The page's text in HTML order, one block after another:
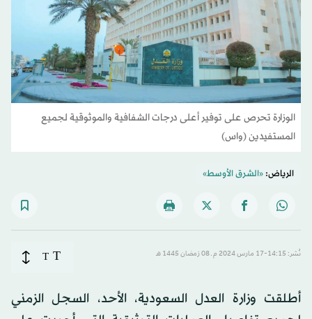
الوزارة تحرص على توفير أعلى درجات الشفافية والموثوقية لجميع
المستفيدين (واس)
الرياض:«الشرق الأوسط»
نُشر: 14:15-17 مارس 2024 م ـ 08 رَمضان 1445 هـ T
T
أطلقت وزارة العدل السعودية، الأحد، السجل الزمني